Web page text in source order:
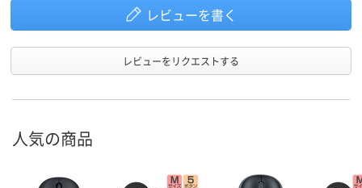
レビューを書く
レビューをリクエストする
人気の商品